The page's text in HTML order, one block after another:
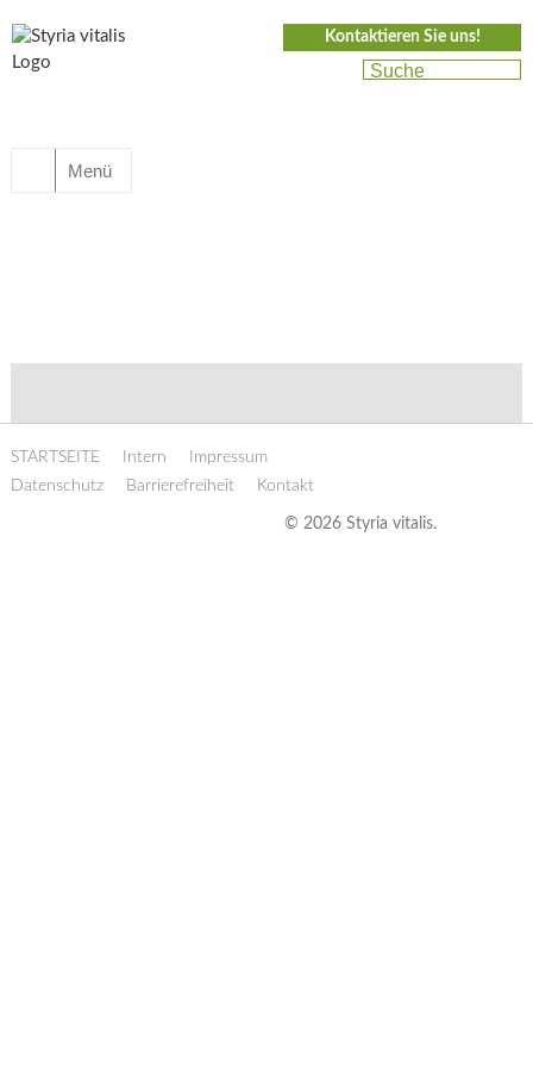
Kontaktieren Sie uns!
Menü
STARTSEITE Intern
Impressum
Datenschutz
Barrierefreiheit Kontakt
© 2026 Styria vitalis.